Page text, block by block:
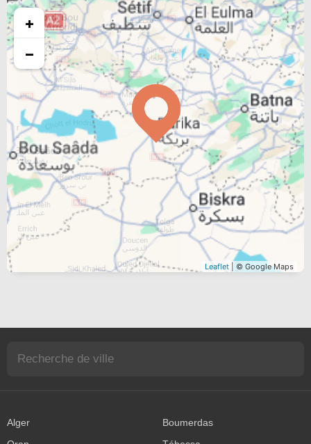
+
−
Leaflet | © Google Maps
Alger
Boumerdas